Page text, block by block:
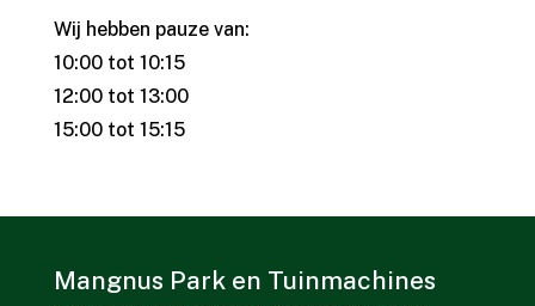
Wij hebben pauze van:
10:00 tot 10:15
12:00 tot 13:00
15:00 tot 15:15
Mangnus Park en Tuinmachines